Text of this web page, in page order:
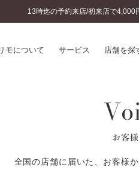
13時迄の予約来店/初来店で
モについて サービス 店舗を探
のこだわり
お客
全国の店舗に届いた、お客様